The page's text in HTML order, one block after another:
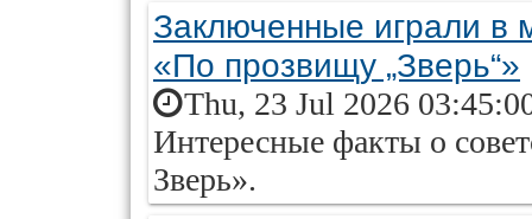
Заключенные играли в
«По прозвищу „Зверь“»
Thu, 23 Jul 2026
Интересные факты о
Зверь».